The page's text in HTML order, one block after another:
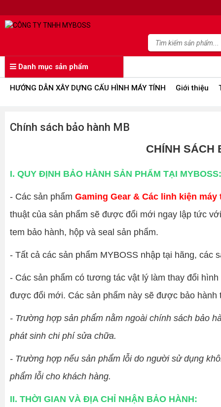
Danh mục sản phẩm
HƯỚNG DẪN XÂY DỰNG CẤU HÌNH MÁY TÍNH Giới thiệu
Chính sách bảo hành MB
CHÍNH SÁCH
I. QUY ĐỊNH BẢO HÀNH SẢN PHẨM TẠI MYBOSS:
- Các sản phẩm Gaming Gear & Các linh kiện
thuật của sản phẩm sẽ được đổi mới ngay lập tức
tem bảo hành, hộp và seal sản phẩm.
- Tất cả các sản phẩm MYBOSS nhập tại hãng, các
- Các sản phẩm có tương tác vật lý làm thay đổi
được đổi mới. Các sản phẩm này sẽ được bảo hành
- Trường hợp sản phẩm nằm ngoài chính sách bảo
phát sinh chi phí sửa chữa.
- Trường hợp nếu sản phẩm lỗi do người sử dụng
phẩm lỗi cho khách hàng.
II. THỜI GIAN VÀ ĐỊA CHỈ NHẬN BẢO HÀNH: